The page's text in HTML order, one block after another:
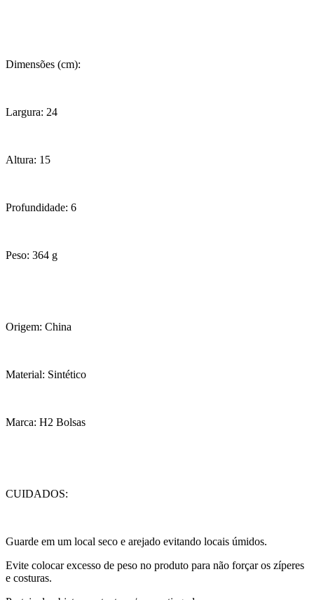
Dimensões (cm):
Largura: 24
Altura: 15
Profundidade: 6
Peso: 364 g
Origem: China
Material: Sintético
Marca: H2 Bolsas
CUIDADOS:
Guarde em um local seco e arejado evitando locais úmidos.
Evite colocar excesso de peso no produto para não forçar os zíperes
e costuras.